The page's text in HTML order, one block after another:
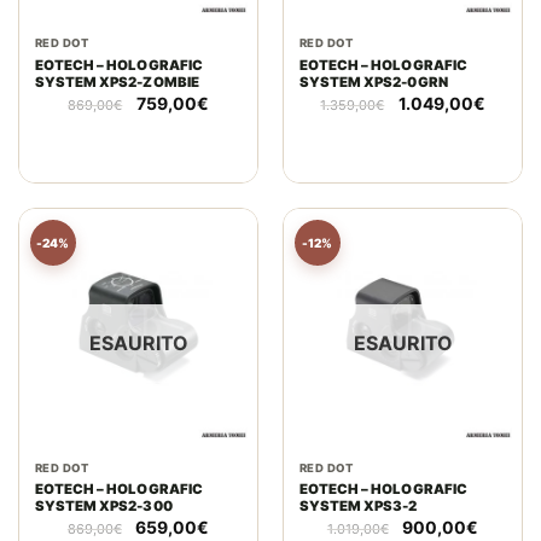
RED DOT
EOTECH – HOLOGRAFIC
SYSTEM XPS2-ZOMBIE
869,00€
Il
prezzo
759,00€Il
759,00€.
RED DOT
EOTECH – HOLOGRAFIC
SYSTEM XPS2-0GRN
1.359,00€
Il
prezzo
1.049,00€Il
-24%
ESAURITO
RED DOT
EOTECH – HOLOGRAFIC
SYSTEM XPS2-300
869,00€
Il
659,00€
-12%
ESAURITO
RED DOT
EOTECH – HOLOGRAFIC
SYSTEM XPS3-2
1.019,00€
Il
900,00€